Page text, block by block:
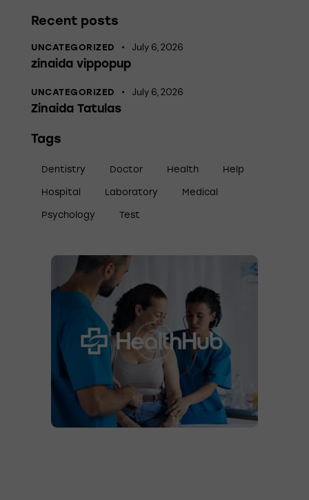
Recent posts
UNCATEGORIZED July 6, 2026
zinaida vippopup
UNCATEGORIZED July 6, 2026
Zinaida Tatulas
Tags
Dentistry Doctor Health Help
Hospital Laboratory Medical
Psychology Test